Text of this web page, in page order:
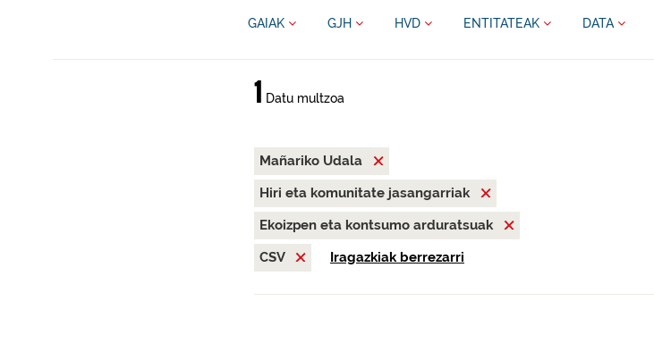
GAIAK GJH HVD ENTITATEAK DATA
1 Datu multzoa
Mañariko Udala
Hiri eta komunitate jasangarriak
Ekoizpen eta kontsumo arduratsuak
CSV
Iragazkiak berrezarri